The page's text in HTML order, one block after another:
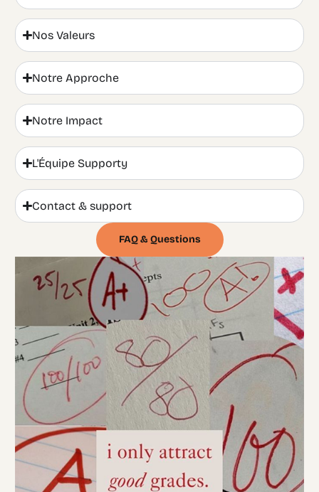
Nos Valeurs
Notre Approche
Notre Impact
L'Équipe Supporty
Contact & support
FAQ & Questions